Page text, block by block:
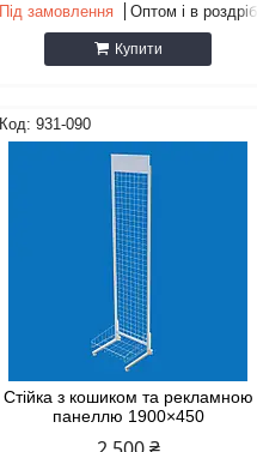
Під замовлення Оптом і в роздріб
Купити
931-090
Стійка з кошиком та рекламною
панеллю 1900×450